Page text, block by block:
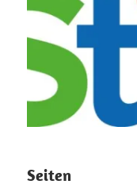
Seiten